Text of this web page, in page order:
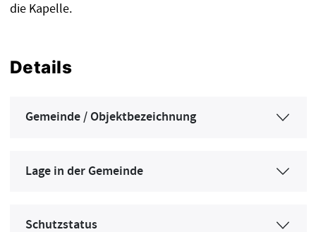
die Kapelle.
Details
Gemeinde / Objektbezeichnung
Lage in der Gemeinde
Schutzstatus